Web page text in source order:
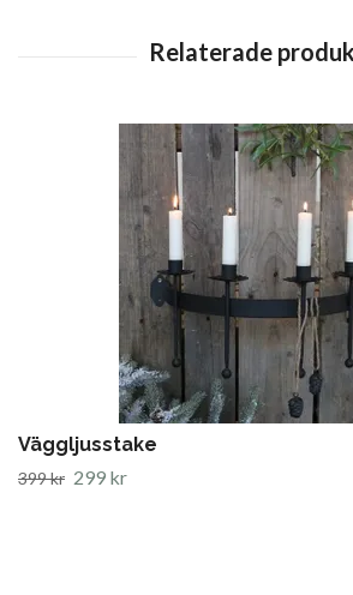
Väggljusstake
399 kr 299 kr